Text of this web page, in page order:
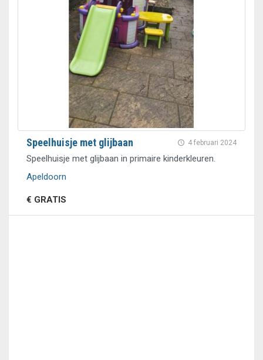
4 februari 2024
Speelhuisje met glijbaan
Speelhuisje met glijbaan in primaire kinderkleuren.
Apeldoorn
€ GRATIS